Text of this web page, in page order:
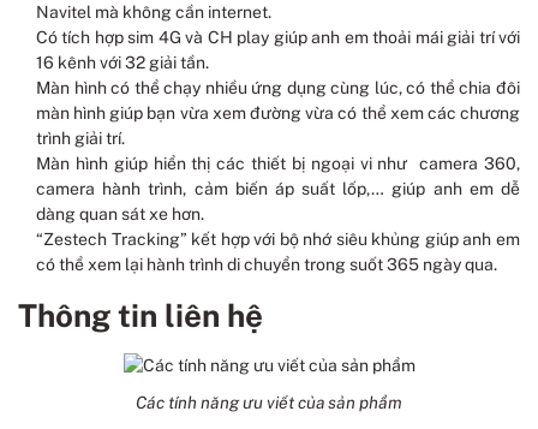
Navitel mà không cần internet.
Có tích hợp sim 4G và CH play giúp anh em thoải mái giải trí với
16 kênh với 32 giải tần.
Màn hình có thể chạy nhiều ứng dụng cùng lúc, có thể chia đôi
màn hình giúp bạn vừa xem đường vừa có thể xem các chương
trình giải trí.
Màn hình giúp hiển thị các thiết bị ngoại vi như camera 360,
camera hành trình, cảm biến áp suất lốp,… giúp anh em dễ
dàng quan sát xe hơn.
“Zestech Tracking” kết hợp với bộ nhớ siêu khủng giúp anh em
có thể xem lại hành trình di chuyển trong suốt 365 ngày qua.
Thông tin liên hệ
Các tính năng ưu viết của sản phẩm